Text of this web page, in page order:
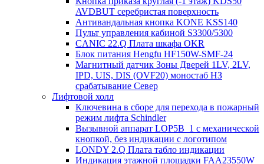
AVDBUT серебристая поверхность
Антивандальная кнопка KONE KSS140
Пульт управления кабиной S3300/5300
CANIC 22.Q Плата шкафа OKR
Блок питания Hengfu HF150W-SMF-24
Магнитный датчик Зоны Дверей 1LV, 2LV,
IPD, UIS, DIS (OVF20) моностаб НЗ
срабатывание Cевер
Лифтовой холл
Ключевина в сборе для перехода в пожарный
режим лифта Schindler
Вызывной аппарат LOP5B_1 с механической
кнопкой, без индикации с логотипом
LONDY 2.Q Плата табло индикации
Индикация этажной площадки FAA23550W